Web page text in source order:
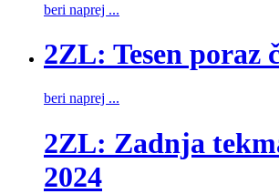
beri naprej ...
2ZL: Tesen poraz
beri naprej ...
2ZL: Zadnja
2024